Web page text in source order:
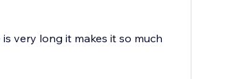
very long it makes it so much